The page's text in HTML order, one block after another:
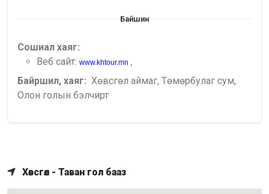
Байшин
Сошиал хаяг:
Веб сайт: www.khtour.mn ,
Байршил, хаяг: Хөвсгөл аймаг, Төмөрбулаг сум,
Олон голын бэлчирт
Хөвсгөл - Таван гол бааз